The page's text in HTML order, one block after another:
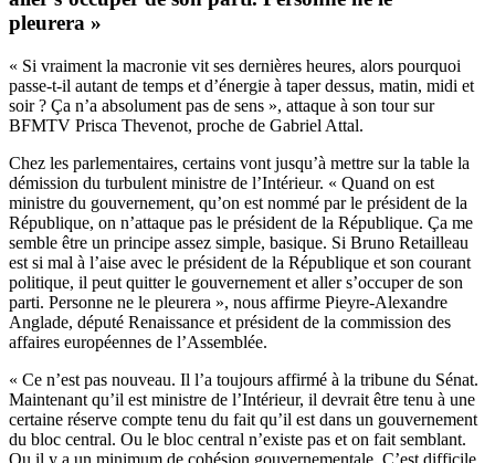
pleurera »
« Si vraiment la macronie vit ses dernières heures, alors pourquoi
passe-t-il autant de temps et d’énergie à taper dessus, matin, midi et
soir ? Ça n’a absolument pas de sens », attaque à son tour sur
BFMTV Prisca Thevenot, proche de Gabriel Attal.
Chez les parlementaires, certains vont jusqu’à mettre sur la table la
démission du turbulent ministre de l’Intérieur. « Quand on est
ministre du gouvernement, qu’on est nommé par le président de la
République, on n’attaque pas le président de la République. Ça me
semble être un principe assez simple, basique. Si Bruno Retailleau
est si mal à l’aise avec le président de la République et son courant
politique, il peut quitter le gouvernement et aller s’occuper de son
parti. Personne ne le pleurera », nous affirme Pieyre-Alexandre
Anglade, député Renaissance et président de la commission des
affaires européennes de l’Assemblée.
« Ce n’est pas nouveau. Il l’a toujours affirmé à la tribune du Sénat.
Maintenant qu’il est ministre de l’Intérieur, il devrait être tenu à une
certaine réserve compte tenu du fait qu’il est dans un gouvernement
du bloc central. Ou le bloc central n’existe pas et on fait semblant.